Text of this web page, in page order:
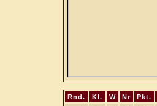
Rnd. Kl. W Nr Pkt.